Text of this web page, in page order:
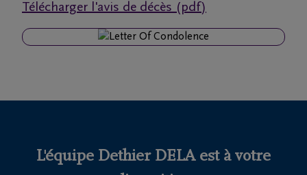
de
funéraires
fréquemment
Télécharger l'avis de décès (pdf)
L'équipe Dethier DELA est à votre